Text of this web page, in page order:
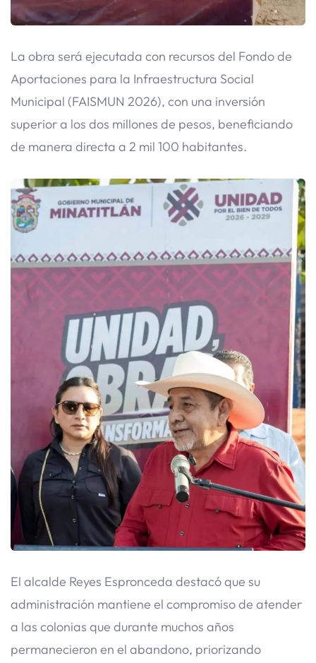
La obra será ejecutada con recursos del Fondo de
Aportaciones para la Infraestructura Social
Municipal (FAISMUN 2026), con una inversión
superior a los dos millones de pesos, beneficiando
de manera directa a 2 mil 100 habitantes.
El alcalde Reyes Espronceda destacó que su
administración mantiene el compromiso de atender
a las colonias que durante muchos años
permanecieron en el abandono, priorizando